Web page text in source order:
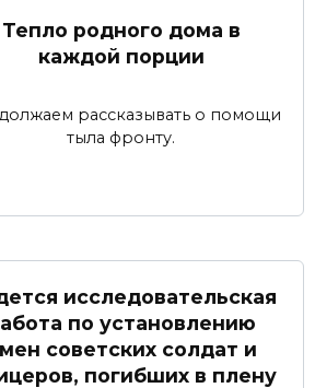
Тепло родного дома в
каждой порции
рассказывать о помощи
тыла фронту.
исследовательская
по установлению
советских солдат и
погибших в плену